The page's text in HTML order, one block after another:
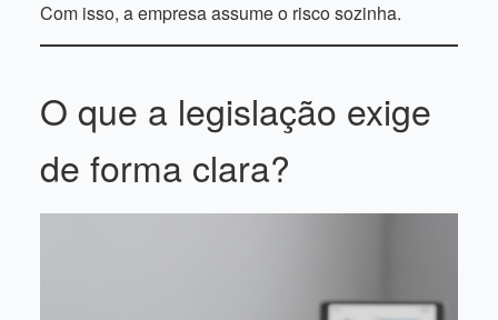
Com isso, a empresa assume o risco sozinha.
O que a legislação exige
de forma clara?